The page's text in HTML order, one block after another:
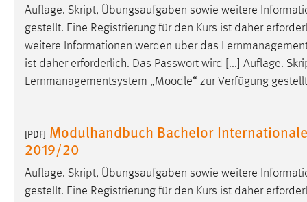
Auflage. Skript, Übungsaufgaben sowie weitere
gestellt. Eine Registrierung für den Kurs ist daher
weitere Informationen werden über das
ist daher erforderlich. Das Passwort wird [...] Auflage.
Lernmanagementsystem „Moodle“ zur Verfügung
[PDF] Modulhandbuch Bachelor
2019/20
Auflage. Skript, Übungsaufgaben sowie weitere
gestellt. Eine Registrierung für den Kurs ist daher
externen Medien Cookies gesetzt.
YouTube
Vimeo